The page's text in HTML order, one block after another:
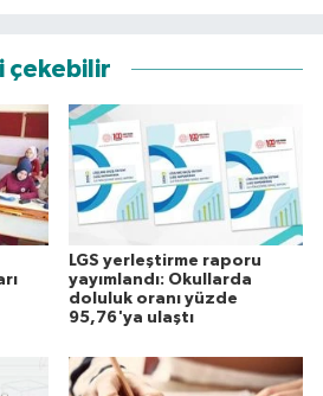
çekebilir
LGS yerleştirme raporu
yayımlandı: Okullarda
doluluk oranı yüzde
95,76'ya ulaştı